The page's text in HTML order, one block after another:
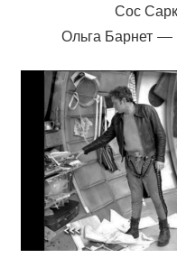
Сос
Ольга Барнет —